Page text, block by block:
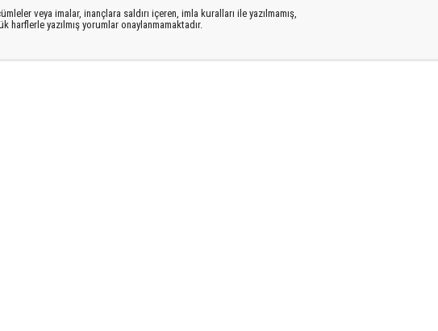
veya imalar, inançlara saldırı içeren, imla kuralları ile yazılmamış,
harflerle yazılmış yorumlar onaylanmamaktadır.